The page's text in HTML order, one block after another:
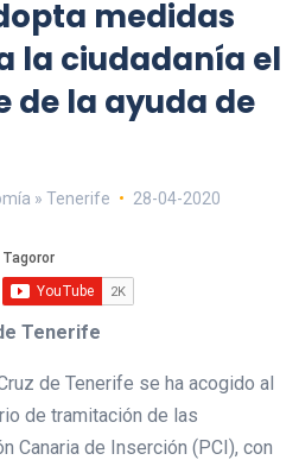
medidas
la ciudadanía el
de la ayuda de
» Tenerife 28-04-2020
Tenerife
de Tenerife se ha acogido al
de tramitación de las
Canaria de Inserción (PCI), con